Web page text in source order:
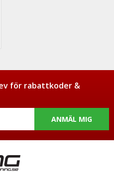
för rabattkoder &
ANMÄL MIG